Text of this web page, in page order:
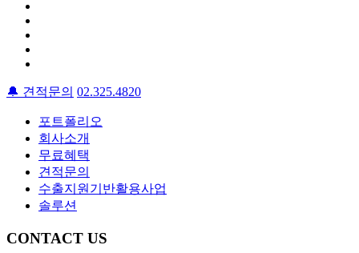
🔔 견적문의 02.325.4820
포트폴리오
회사소개
무료혜택
견적문의
수출지원기반활용사업
솔루션
CONTACT US